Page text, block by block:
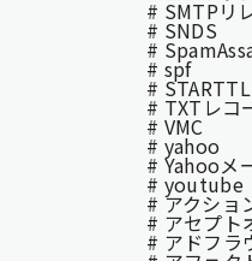
# SMTPリ
# SNDS
#
# spf
#
# TXTレコ
# VMC
# yahoo
# Yahooメ
# youtube
# アクショ
# アセプト
# アドフラ